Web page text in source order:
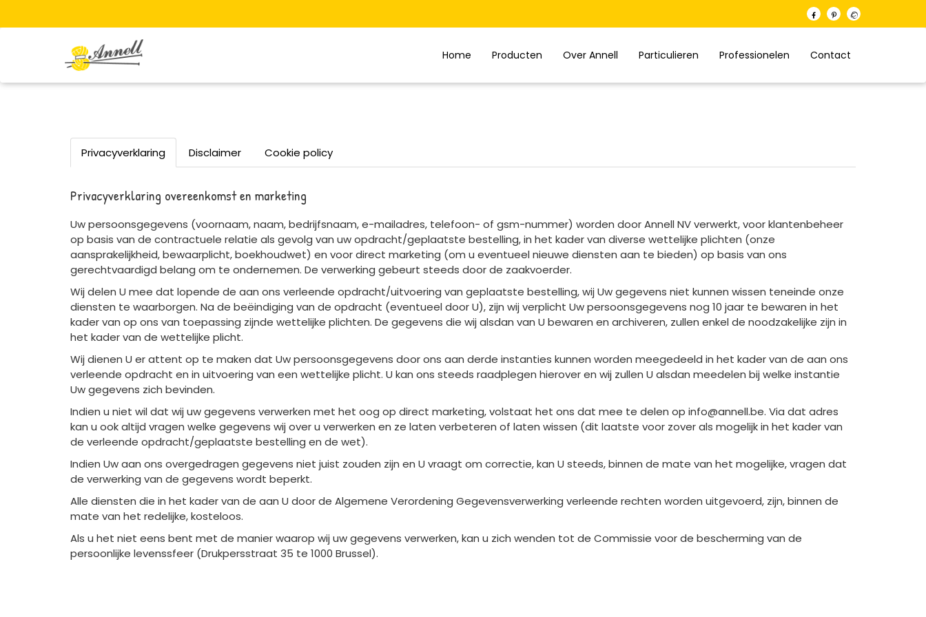
Home Producten Over Annell Particulieren Professionelen Contact
Privacyverklaring Disclaimer Cookie policy
Privacyverklaring overeenkomst en marketing
Uw persoonsgegevens (voornaam, naam, bedrijfsnaam, e-mailadres, telefoon- of gsm-nummer) worden door Annell NV verwerkt, voor klantenbeheer
op basis van de contractuele relatie als gevolg van uw opdracht/geplaatste bestelling, in het kader van diverse wettelijke plichten (onze
aansprakelijkheid, bewaarplicht, boekhoudwet) en voor direct marketing (om u eventueel nieuwe diensten aan te bieden) op basis van ons
gerechtvaardigd belang om te ondernemen. De verwerking gebeurt steeds door de zaakvoerder.
Wij delen U mee dat lopende de aan ons verleende opdracht/uitvoering van geplaatste bestelling, wij Uw gegevens niet kunnen wissen teneinde onze
diensten te waarborgen. Na de beëindiging van de opdracht (eventueel door U), zijn wij verplicht Uw persoonsgegevens nog 10 jaar te bewaren in het
kader van op ons van toepassing zijnde wettelijke plichten. De gegevens die wij alsdan van U bewaren en archiveren, zullen enkel de noodzakelijke zijn in
het kader van de wettelijke plicht.
Wij dienen U er attent op te maken dat Uw persoonsgegevens door ons aan derde instanties kunnen worden meegedeeld in het kader van de aan ons
verleende opdracht en in uitvoering van een wettelijke plicht. U kan ons steeds raadplegen hierover en wij zullen U alsdan meedelen bij welke instantie
Uw gegevens zich bevinden.
Indien u niet wil dat wij uw gegevens verwerken met het oog op direct marketing, volstaat het ons dat mee te delen op info@annell.be. Via dat adres
kan u ook altijd vragen welke gegevens wij over u verwerken en ze laten verbeteren of laten wissen (dit laatste voor zover als mogelijk in het kader van
de verleende opdracht/geplaatste bestelling en de wet).
Indien Uw aan ons overgedragen gegevens niet juist zouden zijn en U vraagt om correctie, kan U steeds, binnen de mate van het mogelijke, vragen dat
de verwerking van de gegevens wordt beperkt.
Alle diensten die in het kader van de aan U door de Algemene Verordening Gegevensverwerking verleende rechten worden uitgevoerd, zijn, binnen de
mate van het redelijke, kosteloos.
Als u het niet eens bent met de manier waarop wij uw gegevens verwerken, kan u zich wenden tot de Commissie voor de bescherming van de
persoonlijke levenssfeer (Drukpersstraat 35 te 1000 Brussel).